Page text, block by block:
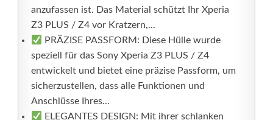
anzufassen ist. Das Material schützt Ihr Xperia
Z3 PLUS / Z4 vor Kratzern,...
PRÄZISE PASSFORM: Diese Hülle wurde
speziell für das Sony Xperia Z3 PLUS / Z4
entwickelt und bietet eine präzise Passform, um
sicherzustellen, dass alle Funktionen und
Anschlüsse Ihres...
ELEGANTES DESIGN: Mit ihrer schlanken